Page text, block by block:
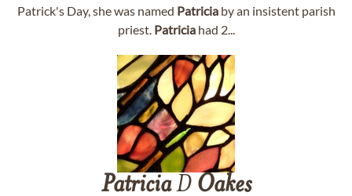
Patrick's Day, she was named Patriciaby an insistent parish
priest. Patriciahad 2...
PatriciaD Oakes